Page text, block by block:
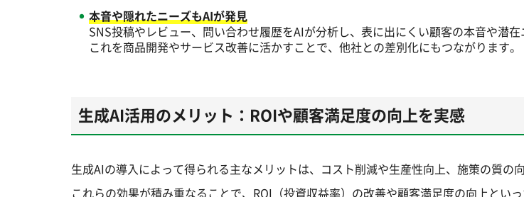
本音や隠れたニーズもAIが発見
SNS投稿やレビュー、問い合わせ履歴をAIが分析し、表に出にくい顧客の本音や潜在
これを商品開発やサービス改善に活かすことで、他社との差別化にもつながります。
生成AI活用のメリット：ROIや顧客満足度の向上を実感
生成AIの導入によって得られる主なメリットは、コスト削減や生産性向上、施策の質の
これらの効果が積み重なることで、ROI（投資収益率）の改善や顧客満足度の向上とい